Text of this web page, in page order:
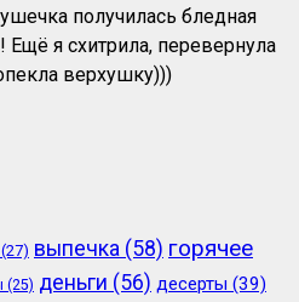
получилась бледная
Ещё я схитрила, перевернула
верхушку)))
(27) выпечка (58) горячее
(25) деньги (56) десерты (39)